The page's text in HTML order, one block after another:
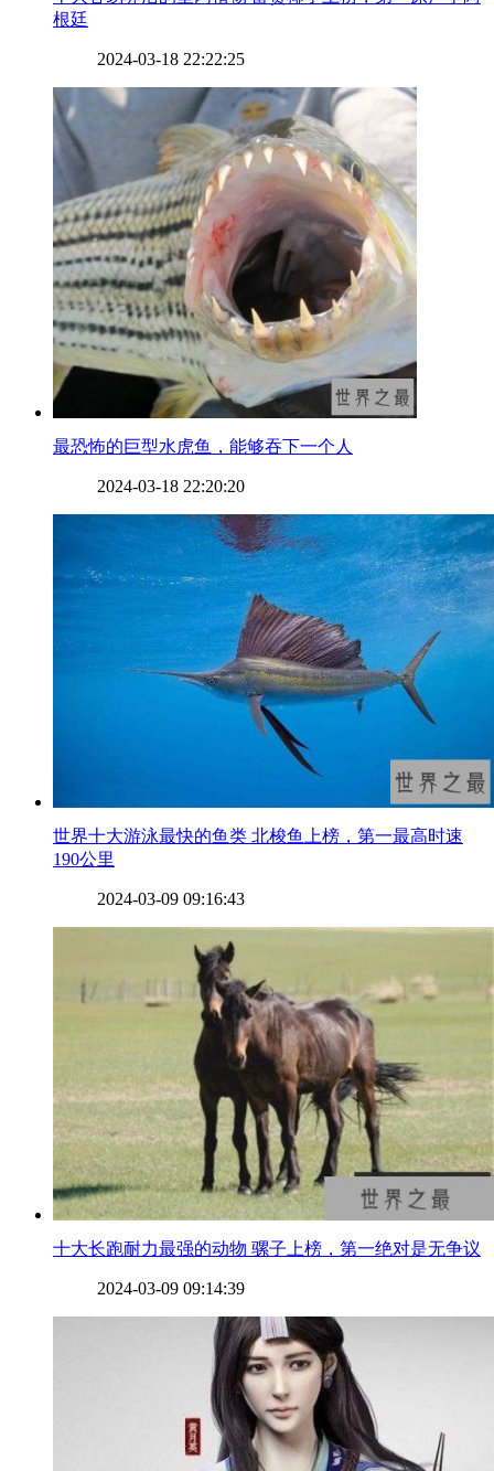
根廷
2024-03-18 22:22:25
​最恐怖的巨型水虎鱼，能够吞下一个人
2024-03-18 22:20:20
​世界十大游泳最快的鱼类 北梭鱼上榜，第一最高时速
190公里
2024-03-09 09:16:43
​十大长跑耐力最强的动物 骡子上榜，第一绝对是无争议
2024-03-09 09:14:39